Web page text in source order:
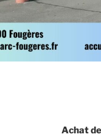
Achat